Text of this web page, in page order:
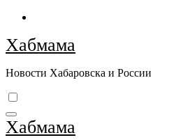
Перейти
содержимому
Хабмама
Новости Хабаровска и России
Хабмама